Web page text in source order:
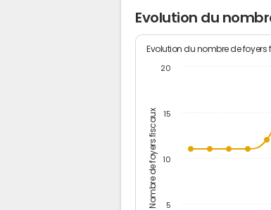
Evolution du
Nombre de foyers fiscaux
Evolution du nombre de foyers
5
10
15
20